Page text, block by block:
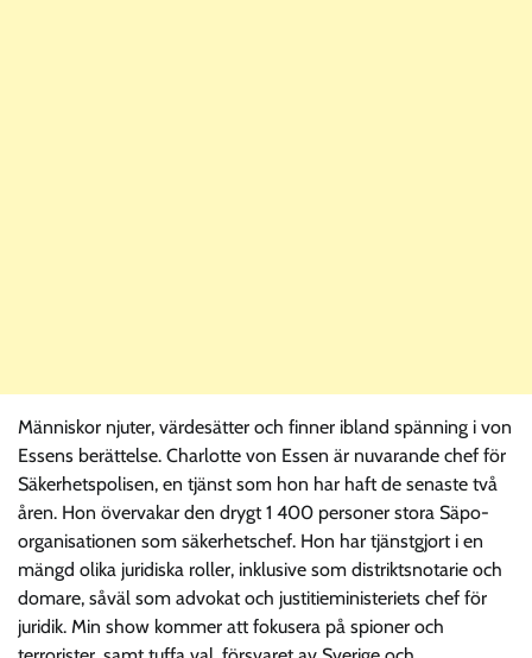
Människor njuter, värdesätter och finner ibland spänning i von
Essens berättelse. Charlotte von Essen är nuvarande chef för
Säkerhetspolisen, en tjänst som hon har haft de senaste två
åren. Hon övervakar den drygt 1 400 personer stora Säpo-
organisationen som säkerhetschef. Hon har tjänstgjort i en
mängd olika juridiska roller, inklusive som distriktsnotarie och
domare, såväl som advokat och justitieministeriets chef för
juridik. Min show kommer att fokusera på spioner och